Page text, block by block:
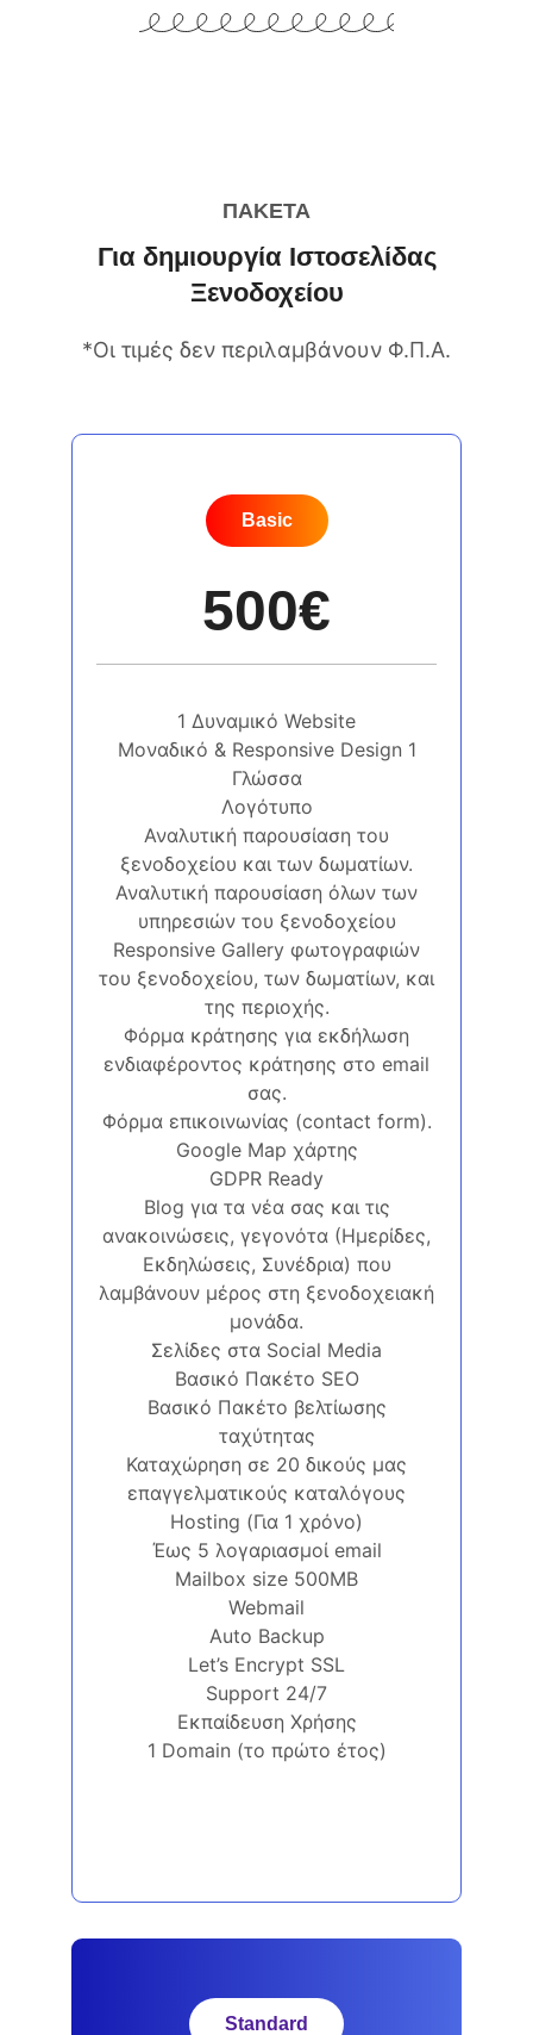
ΠΑΚΈΤΑ
Για δημιουργία Ιστοσελίδας
Ξενοδοχείου
*Οι τιμές δεν περιλαμβάνουν Φ.Π.Α.
Basic
500€
1 Δυναμικό Website
Μοναδικό & Responsive Design 1
Γλώσσα
Λογότυπο
Αναλυτική παρουσίαση του
ξενοδοχείου και των δωματίων.
Αναλυτική παρουσίαση όλων των
υπηρεσιών του ξενοδοχείου
Responsive Gallery φωτογραφιών
του ξενοδοχείου, των δωματίων, και
της περιοχής.
Φόρμα κράτησης για εκδήλωση
ενδιαφέροντος κράτησης στο email
σας.
Φόρμα επικοινωνίας (contact form).
Google Map χάρτης
GDPR Ready
Blog για τα νέα σας και τις
ανακοινώσεις, γεγονότα (Ημερίδες,
Εκδηλώσεις, Συνέδρια) που
λαμβάνουν μέρος στη ξενοδοχειακή
μονάδα.
Σελίδες στα Social Media
Βασικό Πακέτο SEO
Βασικό Πακέτο βελτίωσης
ταχύτητας
Καταχώρηση σε 20 δικούς μας
επαγγελματικούς καταλόγους
Hosting (Για 1 χρόνο)
Έως 5 λογαριασμοί email
Mailbox size 500MB
Webmail
Auto Backup
Let’s Encrypt SSL
Support 24/7
Εκπαίδευση Χρήσης
1 Domain (το πρώτο έτος)
Standard